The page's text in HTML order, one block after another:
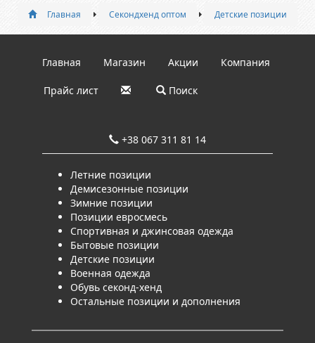
Главная Секондхенд оптом Детские позиции
Главная Магазин Акции Компания
Прайс лист Поиск
+38 067 311 81 14
Летние позиции
Демисезонные позиции
Зимние позиции
Позиции евросмесь
Спортивная и джинсовая одежда
Бытовые позиции
Детские позиции
Военная одежда
Обувь секонд-хенд
Остальные позиции и дополнения